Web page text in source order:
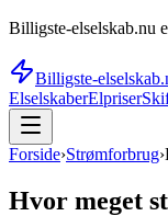
Billigste-elselskab.nu
Billigste-
ElselskaberElpriser
Forside›Strømforbrug›
Hvor meget